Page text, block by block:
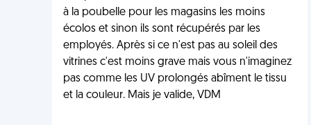
à la poubelle pour les magasins les moins
écolos et sinon ils sont récupérés par les
employés. Après si ce n'est pas au soleil des
vitrines c'est moins grave mais vous n'imaginez
pas comme les UV prolongés abîment le tissu
et la couleur. Mais je valide, VDM